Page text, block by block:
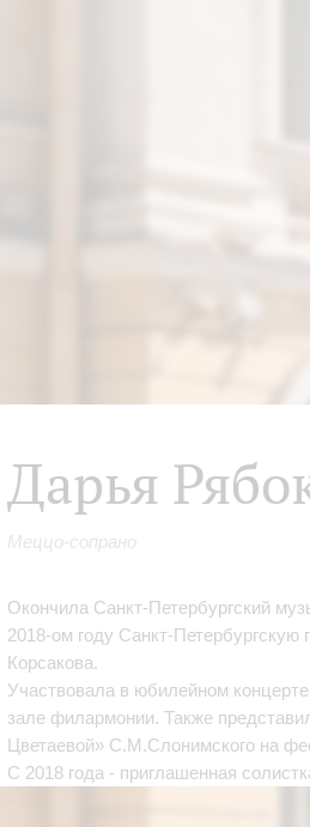
Дарья
Меццо-сопрано
Окончила Санкт-Петербургский
2018-ом году Санкт-
Корсакова.
Участвовала в юбилейном
зале филармонии. Также
Цветаевой» С.М.Слонимского на
С 2018 года - приглашенная